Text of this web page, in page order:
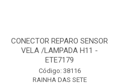
CONECTOR REPARO SENSOR
VELA /LAMPADA H11 -
ETE7179
Código: 38116
RAINHA DAS SETE